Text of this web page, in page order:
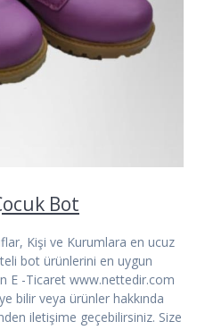
Bot
Kişi ve Kurumlara en ucuz
bot ürünlerini en uygun
E -Ticaret www.nettedir.com
bilir veya ürünler hakkında
iletişime geçebilirsiniz. Size